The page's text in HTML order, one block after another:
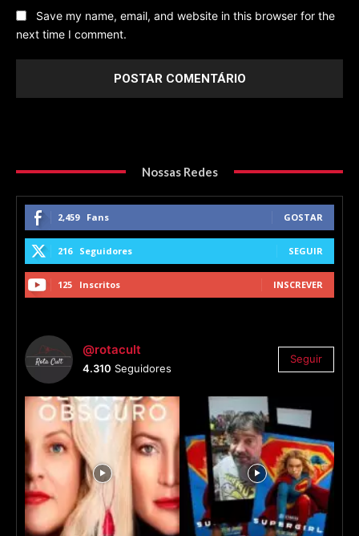
Save my name, email, and website in this browser for the
next time I comment.
Nossas Redes
2,459 Fans GOSTAR
216 Seguidores SEGUIR
125 Inscritos INSCREVER
@rotacult
4.310 Seguidores
Seguir